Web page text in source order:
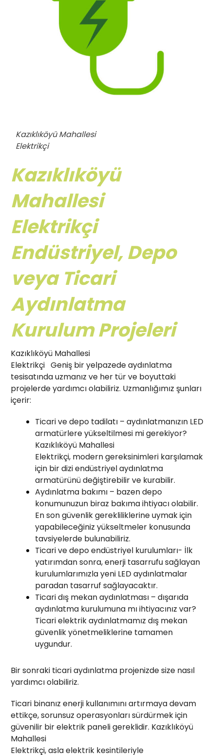
Kazıklıköyü Mahallesi
Elektrikçi
Kazıklıköyü
Mahallesi
Elektrikçi
Endüstriyel, Depo
veya Ticari
Aydınlatma
Kurulum Projeleri
Kazıklıköyü Mahallesi
Elektrikçi Geniş bir yelpazede aydınlatma
tesisatında uzmanız ve her tür ve boyuttaki
projelerde yardımcı olabiliriz. Uzmanlığımız şunları
içerir:
Ticari ve depo tadilatı – aydınlatmanızın LED
armatürlere yükseltilmesi mi gerekiyor?
Kazıklıköyü Mahallesi
Elektrikçi, modern gereksinimleri karşılamak
için bir dizi endüstriyel aydınlatma
armatürünü değiştirebilir ve kurabilir.
Aydınlatma bakımı – bazen depo
konumunuzun biraz bakıma ihtiyacı olabilir.
En son güvenlik gerekliliklerine uymak için
yapabileceğiniz yükseltmeler konusunda
tavsiyelerde bulunabiliriz.
Ticari ve depo endüstriyel kurulumları- İlk
yatırımdan sonra, enerji tasarrufu sağlayan
kurulumlarımızla yeni LED aydınlatmalar
paradan tasarruf sağlayacaktır.
Ticari dış mekan aydınlatması – dışarıda
aydınlatma kurulumuna mı ihtiyacınız var?
Ticari elektrik aydınlatmamız dış mekan
güvenlik yönetmeliklerine tamamen
uygundur.
Bir sonraki ticari aydınlatma projenizde size nasıl
yardımcı olabiliriz.
Ticari binanız enerji kullanımını artırmaya devam
ettikçe, sorunsuz operasyonları sürdürmek için
güvenilir bir elektrik paneli gereklidir. Kazıklıköyü
Mahallesi
Elektrikçi, asla elektrik kesintileriyle